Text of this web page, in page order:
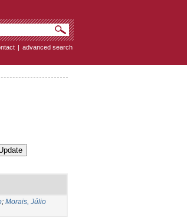
| advanced search
; Morais, Júlio